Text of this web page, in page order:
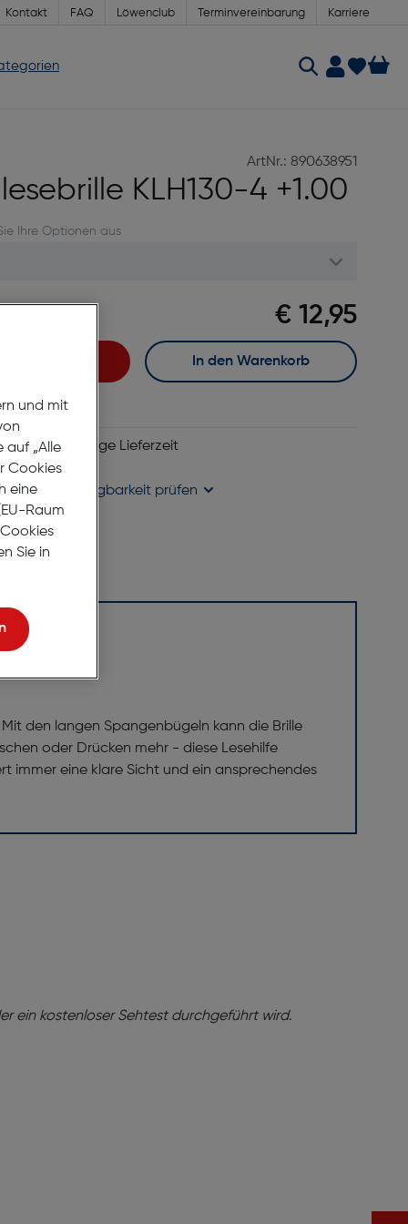
Kontakt FAQ Löwenclub Terminvereinbarung Karriere
ArtNr.: 890638951
KLH130-4 +1.00
Ihre Optionen aus
€ 12,95
In den Warenkorb
Wunschliste
6 bis 8 Werktage Lieferzeit
liefern
in
Verfügbarkeit prüfen
den langen Spangenbügeln kann die Brille
oder Drücken mehr - diese Lesehilfe
immer eine klare Sicht und ein ansprechendes
und mit
auf „Alle
Cookies
eine
Raum
Sie in